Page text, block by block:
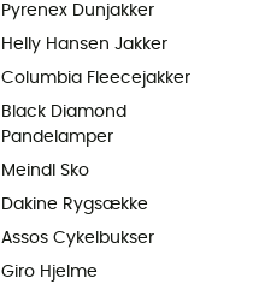
Pyrenex Dunjakker
Helly Hansen Jakker
Columbia Fleecejakker
Black Diamond
Pandelamper
Meindl Sko
Dakine Rygsække
Assos Cykelbukser
Giro Hjelme